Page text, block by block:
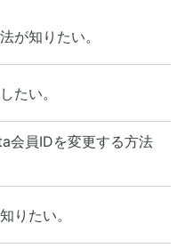
が知りたい。
たい。
会員IDを変更する方法
りたい。